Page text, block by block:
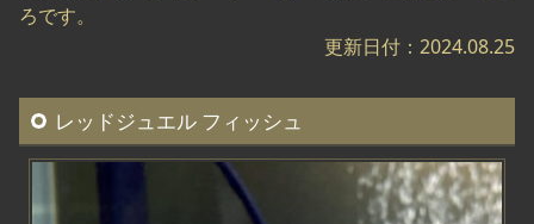
ろです。
更新日付：2024.08.25
レッドジュエル フィッシュ